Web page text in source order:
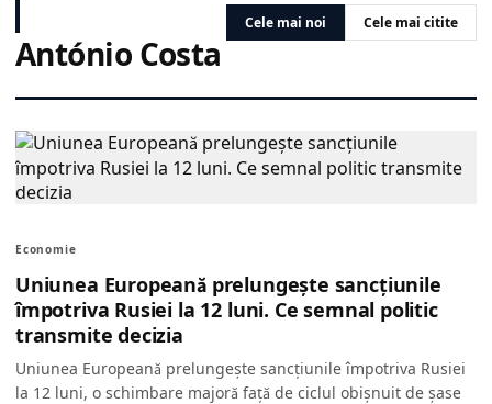
António Costa
Cele mai noi Cele mai citite
Economie
Uniunea Europeană prelungește sancțiunile
împotriva Rusiei la 12 luni. Ce semnal politic
transmite decizia
Uniunea Europeană prelungește sancțiunile împotriva Rusiei
la 12 luni, o schimbare majoră față de ciclul obișnuit de șase